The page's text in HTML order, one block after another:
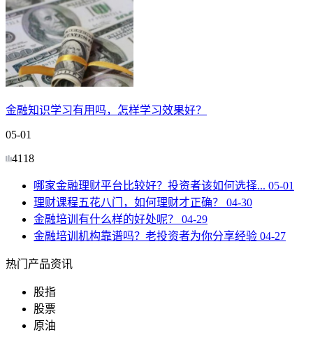
金融知识学习有用吗，怎样学习效果好？
05-01
4118
哪家金融理财平台比较好？投资者该如何选择... 05-01
理财课程五花八门，如何理财才正确？
04-30
金融培训有什么样的好处呢？
04-29
金融培训机构靠谱吗？老投资者为你分享经验 04-27
热门产品资讯
股指
股票
原油